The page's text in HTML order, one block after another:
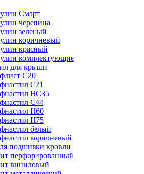
Смарт
черепица
зеленый
коричневый
красный
комплектующие
для крыши
С20
С21
НС35
С44
Н60
Н75
белый
коричневый
подшивки кровли
перфорированный
виниловый